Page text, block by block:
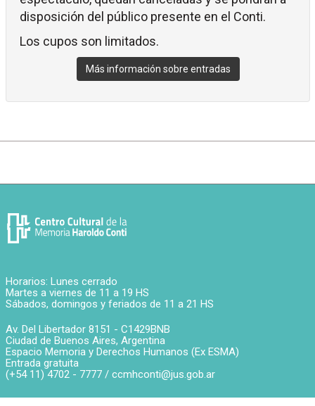
disposición del público presente en el Conti.
Los cupos son limitados.
Más información sobre entradas
Horarios: Lunes cerrado
Martes a viernes de 11 a 19 HS
Sábados, domingos y feriados de 11 a 21 HS
Av. Del Libertador 8151 - C1429BNB
Ciudad de Buenos Aires, Argentina
Espacio Memoria y Derechos Humanos (Ex ESMA)
Entrada gratuita
(+54 11) 4702 - 7777 / ccmhconti@jus.gob.ar